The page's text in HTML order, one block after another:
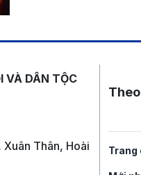
VÀ DÂN TỘC
Thân, Hoài
Trang